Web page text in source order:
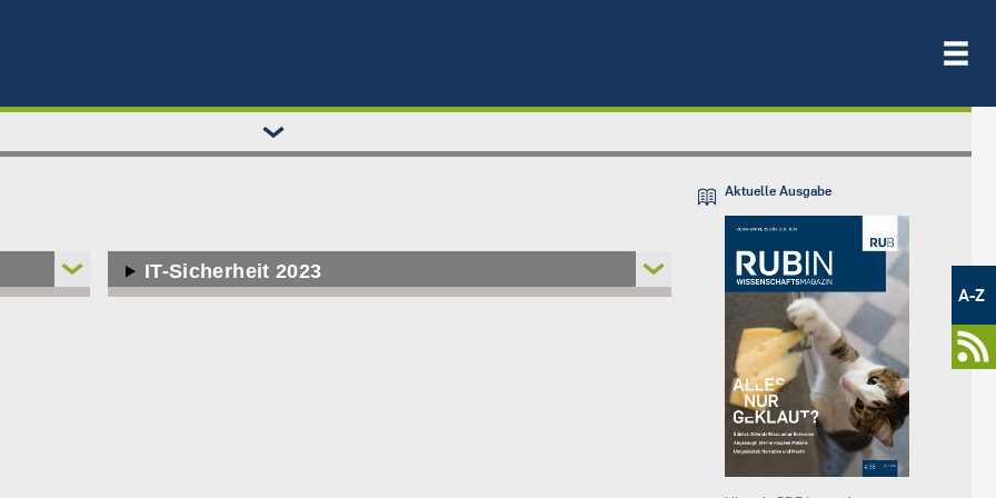
Metamenü
-
Newsportal
A-Z
IT-Sicherheit 2023
Aktuelle Ausgabe